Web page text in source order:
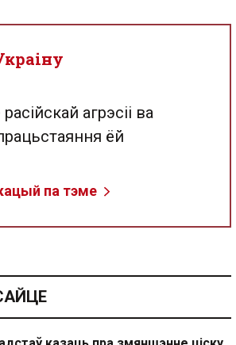
агрэсіі ва
ёй
па тэме